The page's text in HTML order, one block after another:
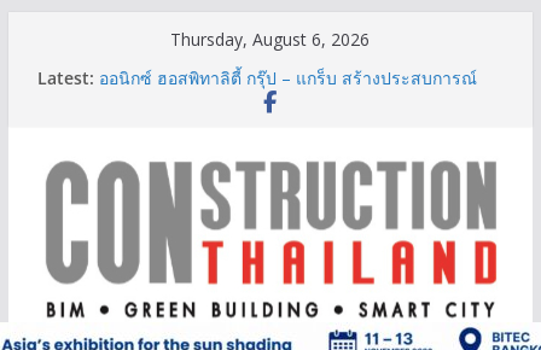
Thursday, August 6, 2026
Latest: ออนิกซ์ ฮอสพิทาลิตี้ กรุ๊ป – แกร็บ สร้างประสบการณ์
การเดินทางที่สะดวกยิ่งขึ้น ภายใต้แนวคิด “More of
Construction & Mining” ขับเคลื่อนอุตสาหกรรม
ก่อสร้างและเหมืองแร่สู่สังคมคาร์บอนต่ำอย่างยั่งยืน
ลลิล พร็อพเพอร์ตี้ ก้าวสู่ปีที่ 40 ยึดลูกค้าเป็นศูนย์กลาง
เดินหน้าสร้างการเติบโตอย่างยั่งยืน
IHG Hotels & Resorts เปิดตัว ฮอลิเดย์ อินน์ เอ็กซ์เพรส
ผู้เชี่ยวชาญด้านวิศวกรรมโครงสร้างเสนอแผนปฏิรูป
มาตรฐานตั้งแต่การออกแบบถึงการตรวจสอบอาคารไทย